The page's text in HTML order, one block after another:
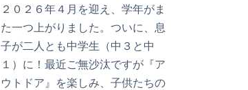
２０２６年４月を迎え、学年がま
た一つ上がりました。ついに、息
子が二人とも中学生（中３と中
１）に！最近ご無沙汰ですが『ア
ウトドア』を楽しみ、子供たちの